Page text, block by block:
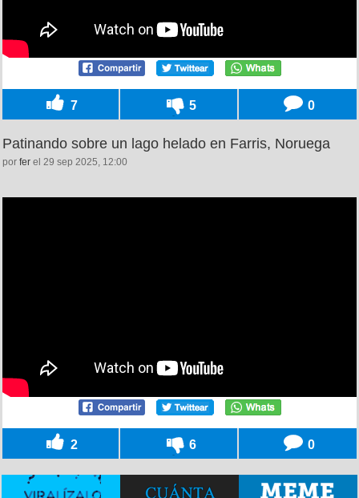
7 5 0
Patinando sobre un lago helado en Farris, Noruega
por fer el 29 sep 2025, 12:00
2 6 0